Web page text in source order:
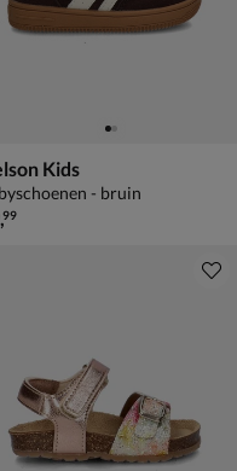
Kids
- bruin
,99